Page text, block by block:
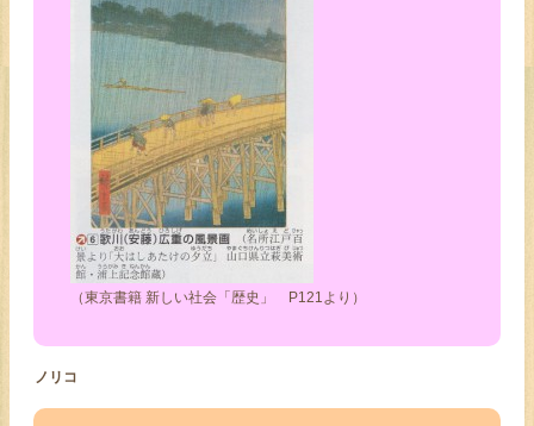
（東京書籍 新しい社会「歴史」 P121より）
ノリコ